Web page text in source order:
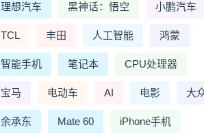
理想汽车 黑神话：悟空 小鹏汽车
TCL 丰田 人工智能 鸿蒙
智能手机 笔记本 CPU处理器
宝马 电动车 AI 电影 大
余承东 Mate 60 iPhone手机